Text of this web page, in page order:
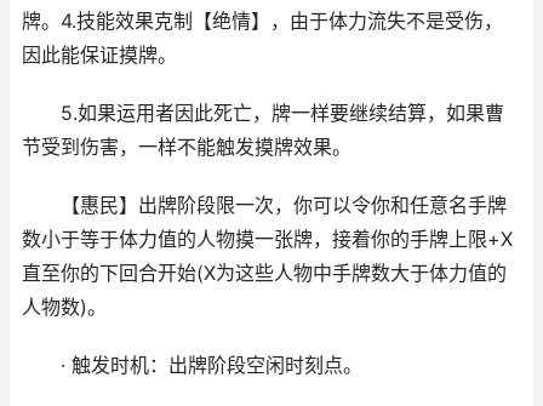
牌。4.技能效果克制【绝情】，由于体力流失不是受伤，
因此能保证摸牌。
5.如果运用者因此死亡，牌一样要继续结算，如果曹
节受到伤害，一样不能触发摸牌效果。
【惠民】出牌阶段限一次，你可以令你和任意名手牌
数小于等于体力值的人物摸一张牌，接着你的手牌上限+X
直至你的下回合开始(X为这些人物中手牌数大于体力值的
人物数)。
· 触发时机：出牌阶段空闲时刻点。